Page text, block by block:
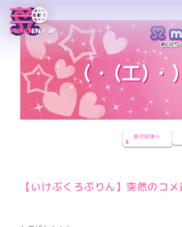
MENUEN／JP
前の記事へ
【いけぶくろぷりん】突然のコメ